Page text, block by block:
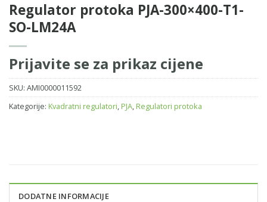
Regulator protoka PJA-300×400-T1-
SO-LM24A
Prijavite se za prikaz cijene
SKU: AMI0000011592
Kategorije: Kvadratni regulatori, PJA, Regulatori protoka
DODATNE INFORMACIJE